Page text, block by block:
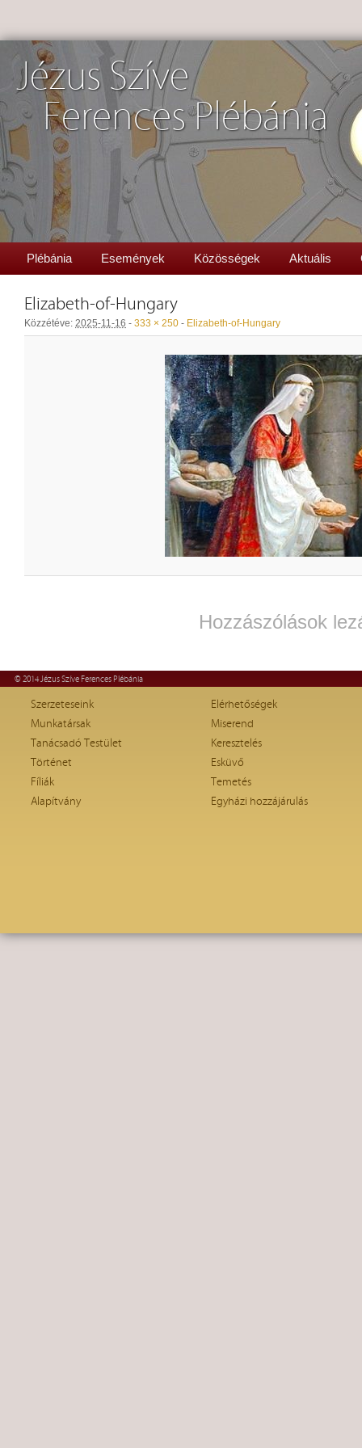
Jézus Szíve
Ferences Plébánia
Plébánia Események Közösségek Aktuális
Elizabeth-of-Hungary
Közzétéve: 2025-11-16 - 333 × 250 - Elizabeth-of-Hungary
Hozzászólások
© 2014 Jézus Szíve Ferences Plébánia
Szerzeteseink
Munkatársak
Tanácsadó Testület
Történet
Fíliák
Alapítvány
Elérhetőségek
Miserend
Keresztelés
Esküvő
Temetés
Egyházi hozzájárulás